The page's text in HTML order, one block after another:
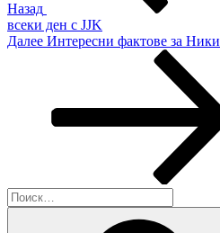
Назад
всеки ден с JJK
Следующая
Далее Интересни фактове за Ники
Искать: